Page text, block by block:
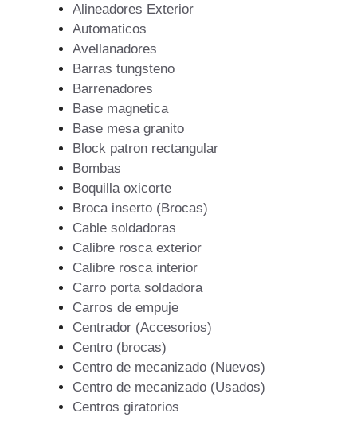
Alineadores Exterior
Automaticos
Avellanadores
Barras tungsteno
Barrenadores
Base magnetica
Base mesa granito
Block patron rectangular
Bombas
Boquilla oxicorte
Broca inserto (Brocas)
Cable soldadoras
Calibre rosca exterior
Calibre rosca interior
Carro porta soldadora
Carros de empuje
Centrador (Accesorios)
Centro (brocas)
Centro de mecanizado (Nuevos)
Centro de mecanizado (Usados)
Centros giratorios